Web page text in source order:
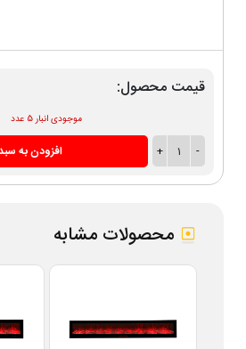
قیمت محصول:
موجودی انبار 5 عدد
-
1
+ افزودن به
محصولات مشابه